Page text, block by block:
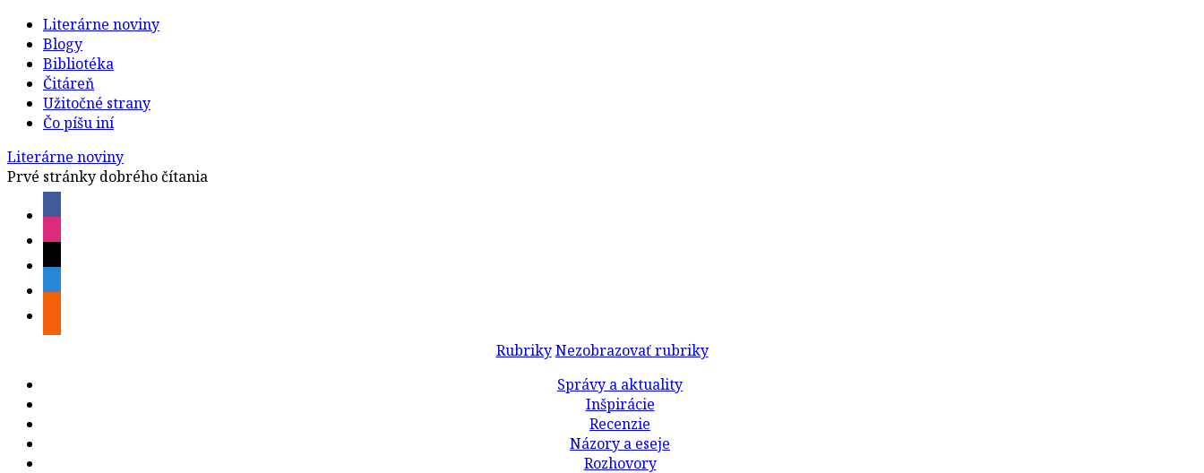
Literárne noviny
Blogy
Bibliotéka
Čitáreň
Užitočné strany
Čo píšu iní
Literárne noviny
Prvé stránky dobrého čítania
Rubriky Nezobrazovať rubriky
Správy a aktuality
Inšpirácie
Recenzie
Názory a eseje
Rozhovory